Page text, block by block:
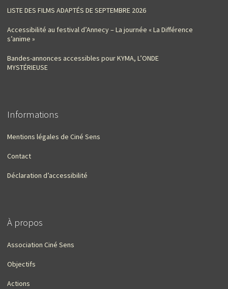
LISTE DES FILMS ADAPTÉS DE SEPTEMBRE 2026
Accessibilité au festival d’Annecy – La journée « La Différence
s’anime »
Bandes-annonces accessibles pour KYMA, L’ONDE
MYSTÉRIEUSE
Informations
Mentions légales de Ciné Sens
Contact
Déclaration d’accessibilité
À propos
Association Ciné Sens
Objectifs
Actions